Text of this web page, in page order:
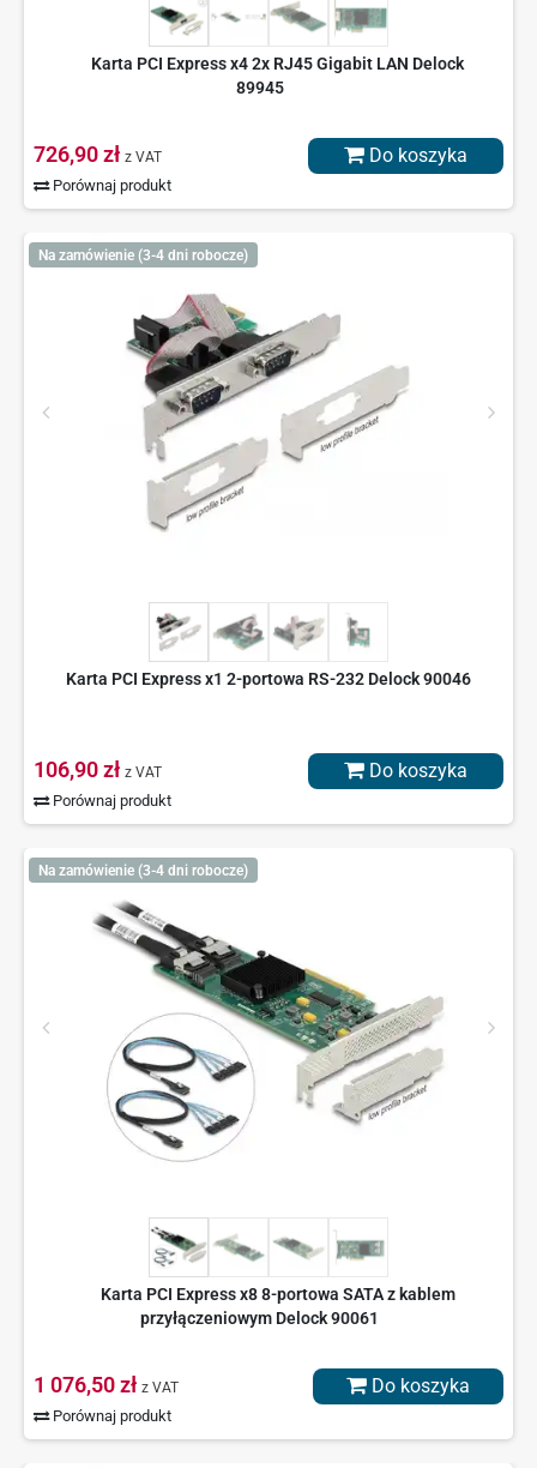
Karta PCI Express x4 2x RJ45 Gigabit LAN Delock
89945
726,90 zł z VAT
Porównaj produkt
Do koszyka
Na zamówienie (3-4 dni robocze)
Karta PCI Express x1 2-portowa RS-232 Delock 90046
106,90 zł z VAT
Porównaj produkt
Do koszyka
Na zamówienie (3-4 dni robocze)
Karta PCI Express x8 8-portowa SATA z kablem
przyłączeniowym Delock 90061
1 076,50 zł z VAT
Porównaj produkt
Do koszyka